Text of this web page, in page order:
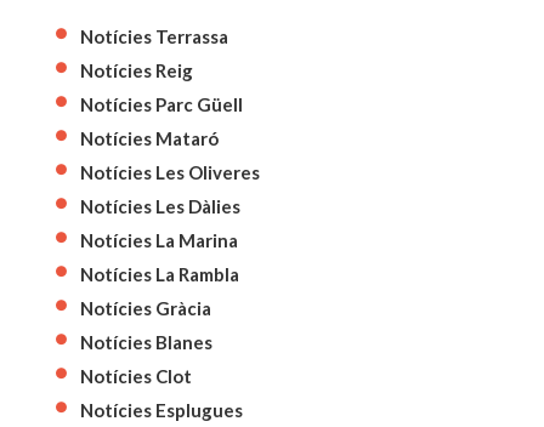
Notícies Terrassa
Notícies Reig
Notícies Parc Güell
Notícies Mataró
Notícies Les Oliveres
Notícies Les Dàlies
Notícies La Marina
Notícies La Rambla
Notícies Gràcia
Notícies Blanes
Notícies Clot
Notícies Esplugues